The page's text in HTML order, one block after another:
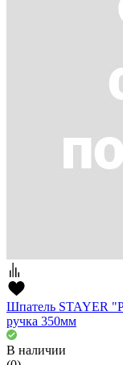
Шпатель STAYER
ручка 350мм
В наличии